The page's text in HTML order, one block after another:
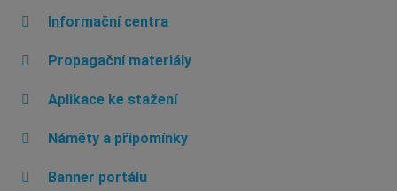
Informační centra
Propagační materiály
Aplikace ke stažení
Náměty a připomínky
Banner portálu